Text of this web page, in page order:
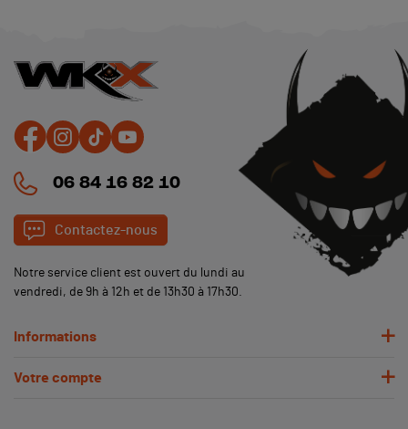
06 84 16 82 10
Contactez-nous
Notre service client est ouvert du lundi au
vendredi, de 9h à 12h et de 13h30 à 17h30.
Informations
Votre compte